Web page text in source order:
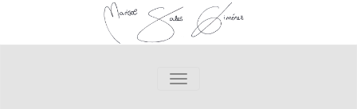
CAMBIAR NAVEGACIÓN